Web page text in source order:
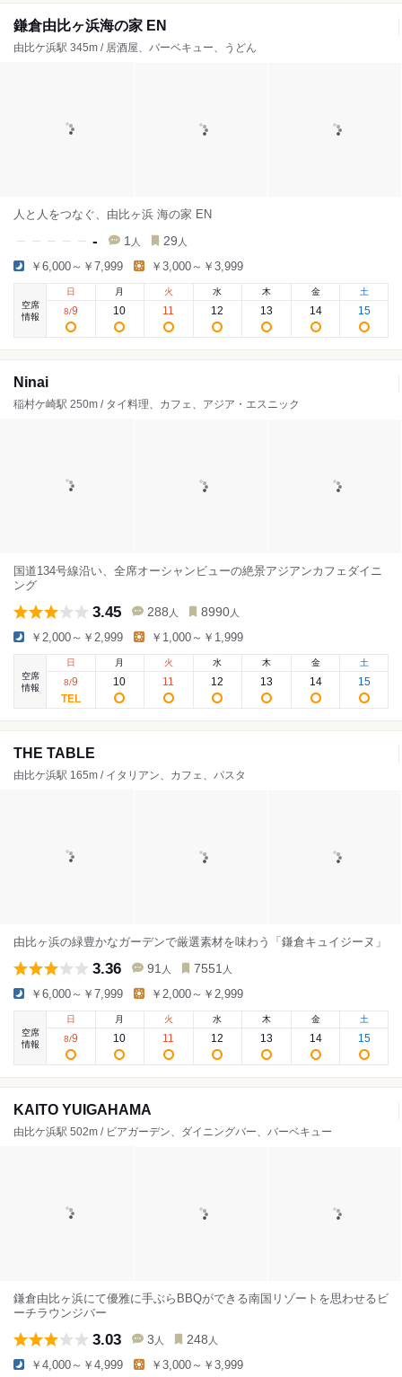
鎌倉由比ヶ浜海の家 EN
由比ケ浜駅 345m / 居酒屋、バーベキュー、うどん
人と人をつなぐ、由比ヶ浜 海の家 EN
- 1 人 29 人
￥6,000～￥7,999 ￥3,000～￥3,999
空席
情報
日
8/9
月
10
火
11
水
12
木
13
金
14
土
15
Ninai
稲村ケ崎駅 250m / タイ料理、カフェ、アジア・エスニック
国道134号線沿い、全席オーシャンビューの絶景アジアンカフェダイニ
ング
3.45 288 人 8990 人
￥2,000～￥2,999 ￥1,000～￥1,999
空席
情報
日
8/9
月
10
火
11
水
12
木
13
金
14
土
15
THE TABLE
由比ケ浜駅 165m / イタリアン、カフェ、パスタ
由比ヶ浜の緑豊かなガーデンで厳選素材を味わう「鎌倉キュイジーヌ」
3.36 91 人 7551 人
￥6,000～￥7,999 ￥2,000～￥2,999
空席
情報
日
8/9
月
10
火
11
水
12
木
13
金
14
土
15
KAITO YUIGAHAMA
由比ケ浜駅 502m / ビアガーデン、ダイニングバー、バーベキュー
鎌倉由比ヶ浜にて優雅に手ぶらBBQができる南国リゾートを思わせるビ
ーチラウンジバー
3.03 3 人 248 人
￥4,000～￥4,999 ￥3,000～￥3,999